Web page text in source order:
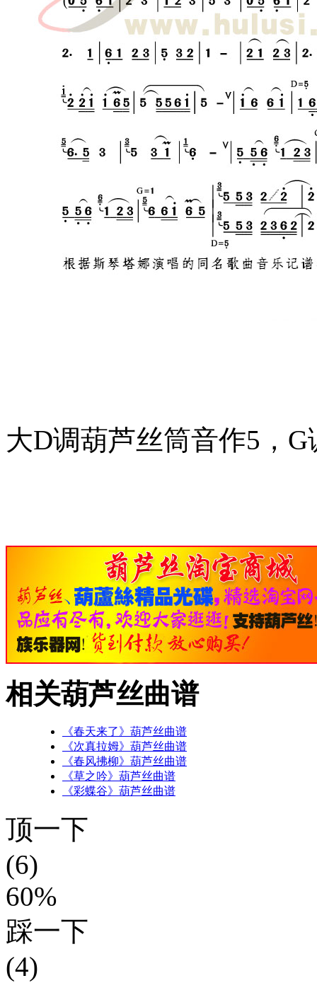
大D调葫芦丝筒音作5，
相关葫芦丝曲谱
《春天来了》葫芦丝曲谱
《次真拉姆》葫芦丝曲谱
《春风拂柳》葫芦丝曲谱
《草之吟》葫芦丝曲谱
《彩蝶谷》葫芦丝曲谱
顶一下
(6)
60%
踩一下
(4)